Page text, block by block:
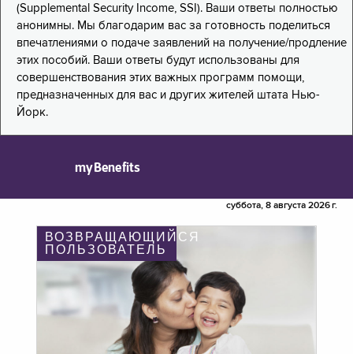
(Supplemental Security Income, SSI). Ваши ответы полностью
анонимны. Мы благодарим вас за готовность поделиться
впечатлениями о подаче заявлений на получение/продление
этих пособий. Ваши ответы будут использованы для
совершенствования этих важных программ помощи,
предназначенных для вас и других жителей штата Нью-
Йорк.
myBenefits
суббота, 8 августа 2026 г.
ВОЗВРАЩАЮЩИЙСЯ
ПОЛЬЗОВАТЕЛЬ